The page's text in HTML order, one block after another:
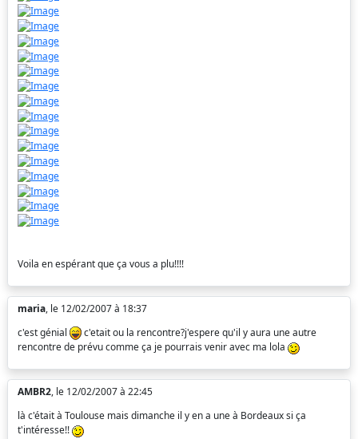
Voila en espérant que ça vous a plu!!!!
maria, le 12/02/2007 à 18:37
c'est génial
c'etait ou la rencontre?j'espere qu'il y aura une autre
rencontre de prévu comme ça je pourrais venir avec ma lola
AMBR2, le 12/02/2007 à 22:45
là c'était à Toulouse mais dimanche il y en a une à Bordeaux si ça
t'intéresse!!